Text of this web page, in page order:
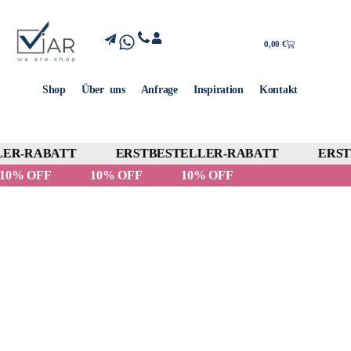
0,00 €
Shop Über uns Anfrage Inspiration Kontakt
RABATT ERSTBESTELLER-RABATT
10% OFF
10% OFF 10% OFF